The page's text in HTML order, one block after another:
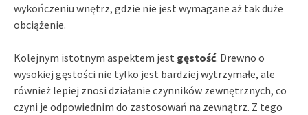
wykończeniu wnętrz, gdzie nie jest wymagane aż tak duże
obciążenie.
Kolejnym istotnym aspektem jest gęstość. Drewno o
wysokiej gęstości nie tylko jest bardziej wytrzymałe, ale
również lepiej znosi działanie czynników zewnętrznych, co
czyni je odpowiednim do zastosowań na zewnątrz. Z tego